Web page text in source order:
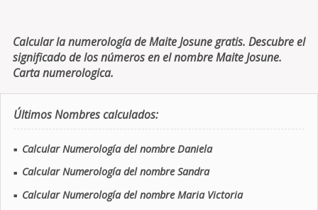
Calcular la numerología de Maite Josune gratis. Descubre el
significado de los números en el nombre Maite Josune.
Carta numerologica.
Últimos Nombres calculados:
■ Calcular Numerología del nombre Daniela
■ Calcular Numerología del nombre Sandra
■ Calcular Numerología del nombre Maria Victoria